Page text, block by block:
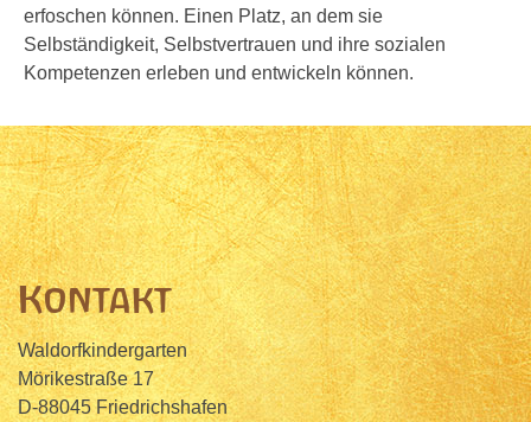
erfoschen können. Einen Platz, an dem sie
Selbständigkeit, Selbstvertrauen und ihre sozialen
Kompetenzen erleben und entwickeln können.
Kontakt
Waldorfkindergarten
Mörikestraße 17
D-88045 Friedrichshafen